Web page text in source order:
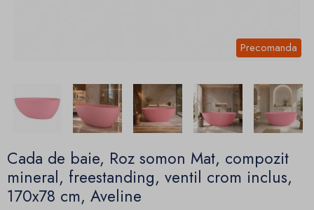
Precomanda
Cada de baie, Roz somon Mat, compozit
mineral, freestanding, ventil crom inclus,
170x78 cm, Aveline